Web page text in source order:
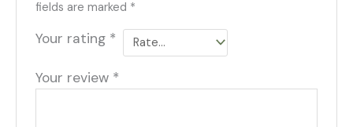
fields are marked *
Your rating *
Your review *